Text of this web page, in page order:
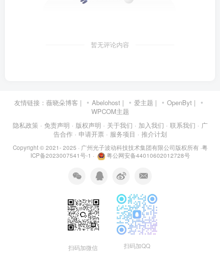
暂无评论内容
友情链接： 薇晓朵博客 | Abelohost | 爱主题 | OpenByt |
WPCOM主题
隐私政策 · 免责声明 · 版权声明 · 关于我们 · 加入我们 · 联系我们 · 广
告合作 · 申请开票 · 服务项目 · 推介计划
Copyright © 2021- 2025 · 广州光子波动科技技术集团有限公司版权所有·粤
ICP备2023007541号-1 · 粤公网安备44010602012728号
扫码加微信 扫码加QQ